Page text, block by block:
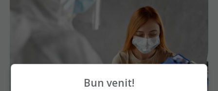
Long-COVID, subdiagnosticat. Simptomele
Bun venit!